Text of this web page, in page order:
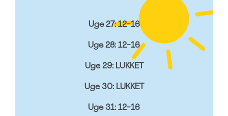
Uge 27: 12-16
Uge 28: 12-16
Uge 29: LUKKET
Uge 30: LUKKET
Uge 31: 12-16